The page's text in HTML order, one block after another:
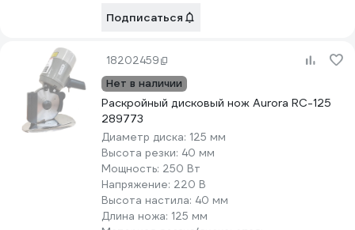
Подписаться
18202459
Нет в наличии
Раскройный дисковый нож Aurora RC-125
289773
Диаметр диска: 125 мм
Высота резки: 40 мм
Мощность: 250 Вт
Напряжение: 220 В
Высота настила: 40 мм
Длина ножа: 125 мм